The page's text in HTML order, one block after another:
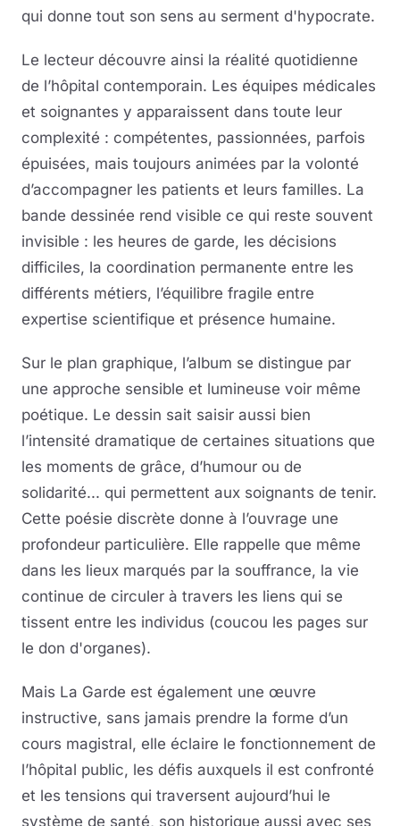
qui donne tout son sens au serment d'hypocrate.
Le lecteur découvre ainsi la réalité quotidienne
de l’hôpital contemporain. Les équipes médicales
et soignantes y apparaissent dans toute leur
complexité : compétentes, passionnées, parfois
épuisées, mais toujours animées par la volonté
d’accompagner les patients et leurs familles. La
bande dessinée rend visible ce qui reste souvent
invisible : les heures de garde, les décisions
difficiles, la coordination permanente entre les
différents métiers, l’équilibre fragile entre
expertise scientifique et présence humaine.
Sur le plan graphique, l’album se distingue par
une approche sensible et lumineuse voir même
poétique. Le dessin sait saisir aussi bien
l’intensité dramatique de certaines situations que
les moments de grâce, d’humour ou de
solidarité... qui permettent aux soignants de tenir.
Cette poésie discrète donne à l’ouvrage une
profondeur particulière. Elle rappelle que même
dans les lieux marqués par la souffrance, la vie
continue de circuler à travers les liens qui se
tissent entre les individus (coucou les pages sur
le don d'organes).
Mais La Garde est également une œuvre
instructive, sans jamais prendre la forme d’un
cours magistral, elle éclaire le fonctionnement de
l’hôpital public, les défis auxquels il est confronté
et les tensions qui traversent aujourd’hui le
système de santé, son historique aussi avec ses